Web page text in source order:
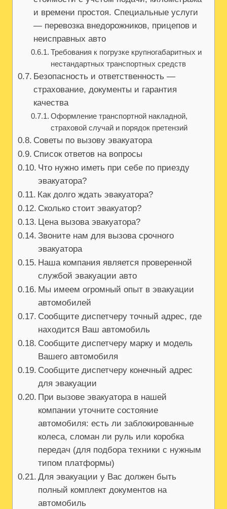
и времени простоя. Специальные услуги
— перевозка внедорожников, прицепов и
неисправных авто
Требования к погрузке крупногабаритных и
нестандартных транспортных средств
Безопасность и ответственность —
страхование, документы и гарантия
качества
Оформление транспортной накладной,
страховой случай и порядок претензий
Советы по вызову эвакуатора
Список ответов на вопросы
Что нужно иметь при себе по приезду
эвакуатора?
Как долго ждать эвакуатора?
Сколько стоит эвакуатор?
Цена вызова эвакуатора?
Звоните нам для вызова срочного
эвакуатора
Наша компания является проверенной
службой эвакуации авто
Мы имеем огромный опыт в эвакуации
автомобилей
Сообщите диспетчеру точный адрес, где
находится Ваш автомобиль
Сообщите диспетчеру марку и модель
Вашего автомобиля
Сообщите диспетчеру конечный адрес
для эвакуации
При вызове эвакуатора в нашей
компании уточните состояние
автомобиля: есть ли заблокированные
колеса, сломан ли руль или коробка
передач (для подбора техники с нужным
типом платформы)
Для эвакуации у Вас должен быть
полный комплект документов на
автомобиль